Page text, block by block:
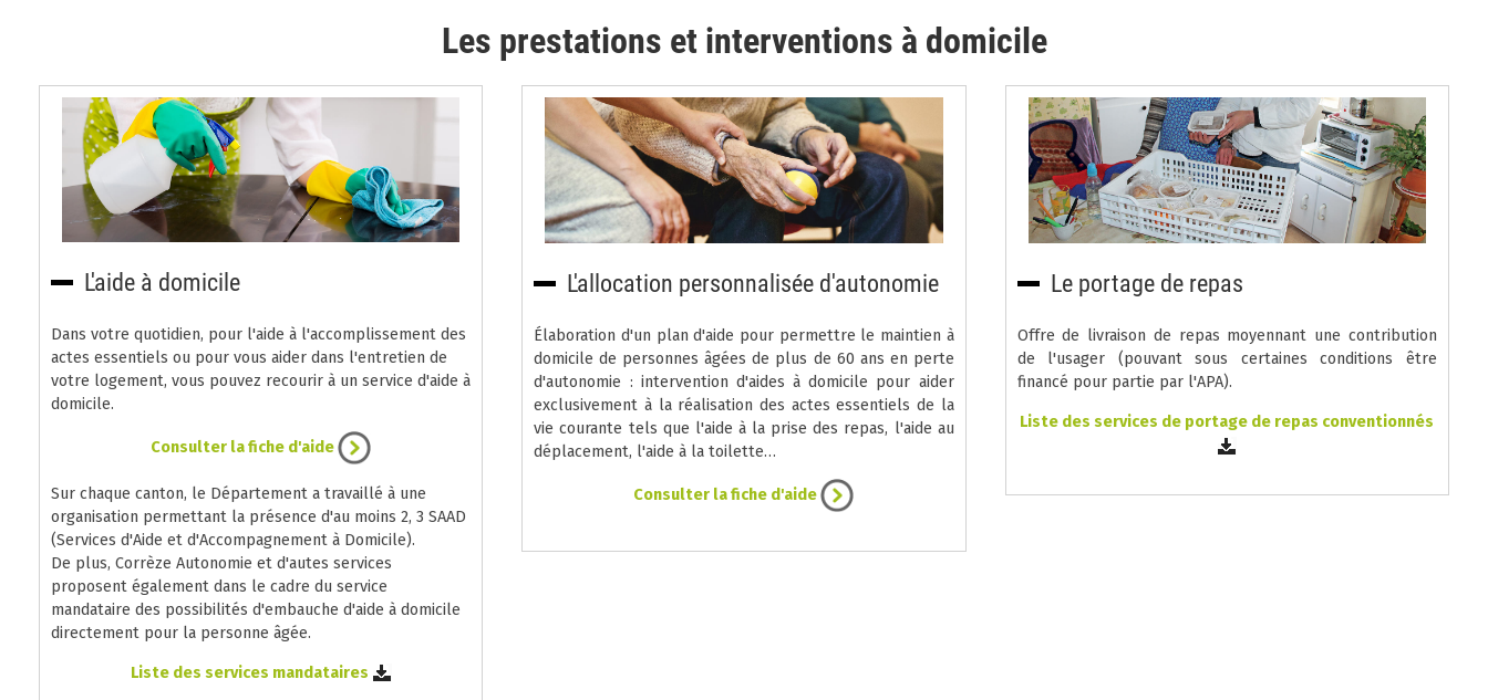
Les prestations et interventions à domicile
L'aide à domicile
Dans votre quotidien, pour l'aide à l'accomplissement des
actes essentiels ou pour vous aider dans l'entretien de
votre logement, vous pouvez recourir à un service d'aide à
domicile.
Consulter la fiche d'aide
Sur chaque canton, le Département a travaillé à une
organisation permettant la présence d'au moins 2, 3 SAAD
(Services d'Aide et d'Accompagnement à Domicile).
De plus, Corrèze Autonomie et d'autes services
proposent également dans le cadre du service
mandataire des possibilités d'embauche d'aide à domicile
directement pour la personne âgée.
Liste des services mandataires
L'allocation personnalisée d'autonomie
Élaboration d'un plan d'aide pour permettre le maintien à
domicile de personnes âgées de plus de 60 ans en perte
d'autonomie : intervention d'aides à domicile pour aider
exclusivement à la réalisation des actes essentiels de la
vie courante tels que l'aide à la prise des repas, l'aide au
déplacement, l'aide à la toilette…
Consulter la fiche d'aide
Le portage de repas
Offre de livraison de repas moyennant une contribution
de l'usager (pouvant sous certaines conditions être
financé pour partie par l'APA).
Liste des services de portage de repas conventionnés